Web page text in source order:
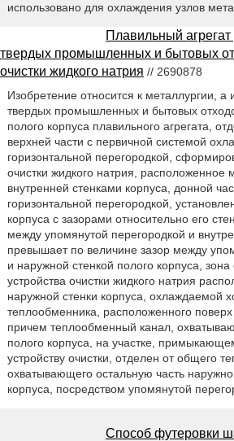
использовано для охлаждения узлов
Плавильный
твердых промышленных и бытовых
очистки жидкого натрия // 2690878
Изобретение относится к металлургии, а
твердых промышленных и бытовых
полого корпуса плавильного агрегата,
верхней части с первичной системой
горизонтальной перегородкой,
очистки жидкого натрия, расположенное
внутренней стенками корпуса, донной
горизонтальной перегородкой,
корпуса с зазорами относительно его
между упомянутой перегородкой и
превышает по величине зазор между
и наружной стенкой полого корпуса,
устройства очистки жидкого натрия
наружной стенки корпуса, охлаждаемой
теплообменника, расположенного поверх
причем теплообменный канал,
полого корпуса, на участке,
устройству очистки, отделен от общего
охватывающего остальную часть
корпуса, посредством упомянутой
Способ футеровки